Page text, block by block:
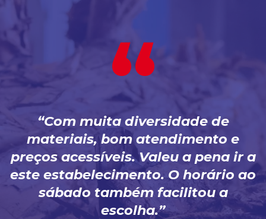
Com muita diversidade de
materiais, bom atendimento e
preços acessíveis. Valeu a pena ir a
este estabelecimento. O horário ao
sábado também facilitou a
escolha.